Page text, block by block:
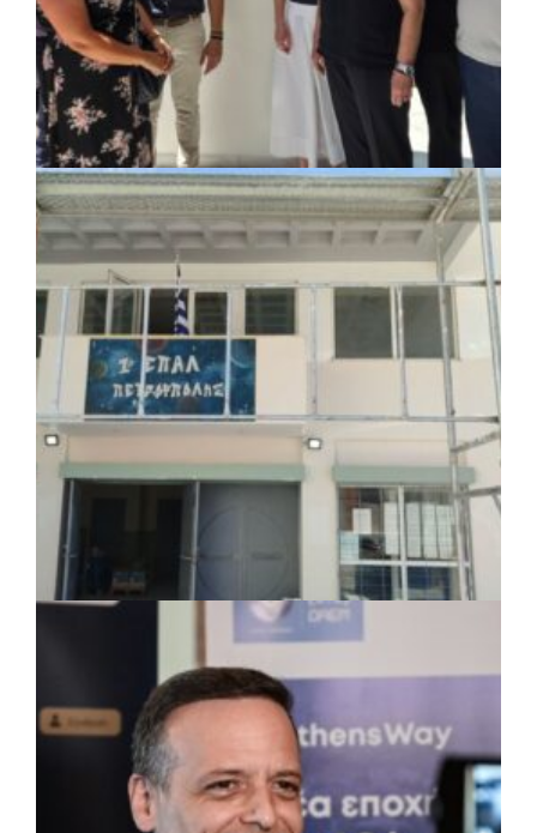
ΚΟΙΝΩΝΙΑ | 07/08/2026 · 18:01
Το Δημοτικό Κατάστημα Κουβαρά φέρει
πλέον το όνομα «Γεώργιος Πρίφτης»
ΤΟΠΙΚΗ ΑΥΤΟΔΙΟΙΚΗΣΗ 07/08/2026 · 17:45
Δήμος Πετρούπολης: Εργασίες
συντήρησης σε σχολεία και αθλητικές
εγκαταστάσεις